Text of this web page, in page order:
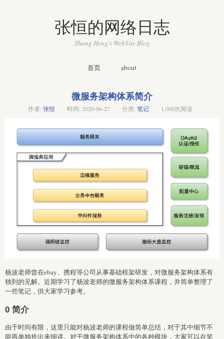
张恒的网络日志
Zhang Heng's WebSite Blog
首页 about
微服务架构体系简介
作者: 张恒 时间: 2020-06-27 分类: 笔记 1,000次阅读
杨波老师曾在ebay、携程等公司从事基础框架研发，对微服务架构体系有
独到的见解。近期学习了杨波老师的微服务架构体系课程，并简单整理了
一些笔记，供大家学习参考。
0 简介
由于时间有限，这里只能对杨波老师的课程做简单总结，对于其中细节不
能再单独拎出来细讲。对于微服务架构体系中的各种模块，大家可以在笔